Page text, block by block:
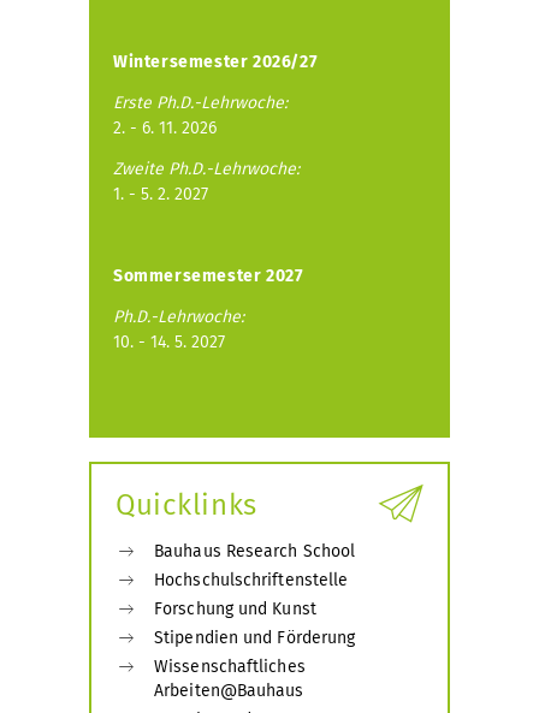
Wintersemester 2026/27
Erste Ph.D.-Lehrwoche:
2. - 6. 11. 2026
Zweite Ph.D.-Lehrwoche:
1. - 5. 2. 2027
Sommersemester 2027
Ph.D.-Lehrwoche:
10. - 14. 5. 2027
Quicklinks
Bauhaus Research School
Hochschulschriftenstelle
Forschung und Kunst
Stipendien und Förderung
Wissenschaftliches
Arbeiten@Bauhaus